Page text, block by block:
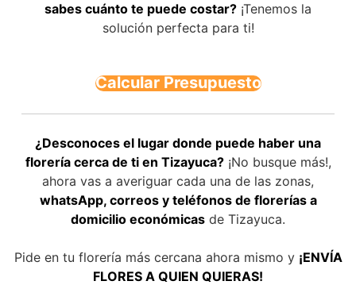
sabes cuánto te puede costar? ¡Tenemos la
solución perfecta para ti!
Calcular Presupuesto
¿Desconoces el lugar donde puede haber una
florería cerca de ti en Tizayuca?¡No busque más!,
ahora vas a averiguar cada una de las zonas,
whatsApp, correos y teléfonos de florerías a
domicilio económicas de Tizayuca.
Pide en tu florería más cercana ahora mismo y ¡ENVÍA
FLORES A QUIEN QUIERAS!